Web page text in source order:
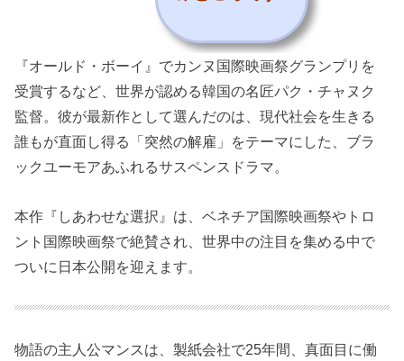
『オールド・ボーイ』でカンヌ国際映画祭グランプリを
受賞するなど、世界が認める韓国の名匠パク・チャヌク
監督。彼が最新作として選んだのは、現代社会を生きる
誰もが直面し得る「突然の解雇」をテーマにした、ブラ
ックユーモアあふれるサスペンスドラマ。
本作『しあわせな選択』は、ベネチア国際映画祭やトロ
ント国際映画祭で絶賛され、世界中の注目を集める中で
ついに日本公開を迎えます。
物語の主人公マンスは、製紙会社で25年間、真面目に働